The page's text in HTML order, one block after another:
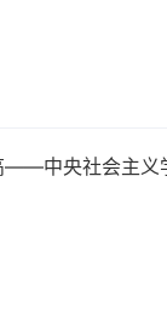
——中央社会主义